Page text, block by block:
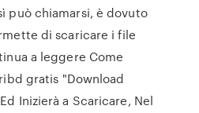
può chiamarsi, è dovuto
di scaricare i file
a leggere Come
gratis "Download
Inizierà a Scaricare, Nel